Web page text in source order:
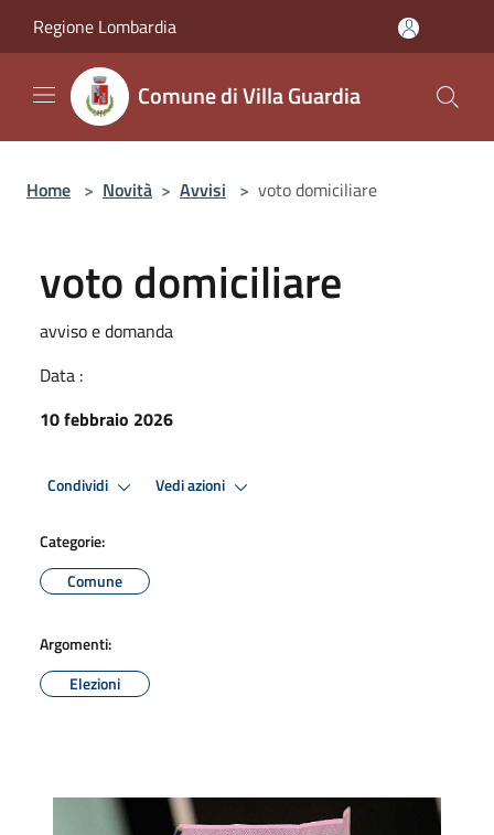
Regione Lombardia
Comune di Villa Guardia
Home > Novità > Avvisi > voto domiciliare
voto domiciliare
avviso e domanda
Data :
10 febbraio 2026
Condividi Vedi azioni
Categorie:
Comune
Argomenti:
Elezioni